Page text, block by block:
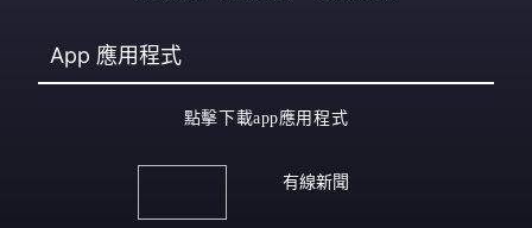
App 應用程式
點擊下載app應用程式
有線新聞